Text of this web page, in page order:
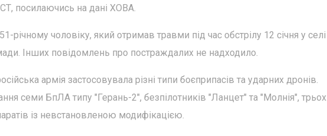
посилаючись на дані ХОВА.
чоловіку, який отримав травми під час обстрілу 12 січня у селі
Інших повідомлень про постраждалих не надходило.
армія застосовувала різні типи боєприпасів та ударних дронів.
семи БпЛА типу "Герань-2", безпілотників "Ланцет" та "Молнія", трьох
із невстановленою модифікацією.